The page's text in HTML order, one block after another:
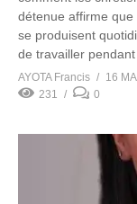
détenue affirme
se produisent
de travailler
AYOTA Francis
16
231
0